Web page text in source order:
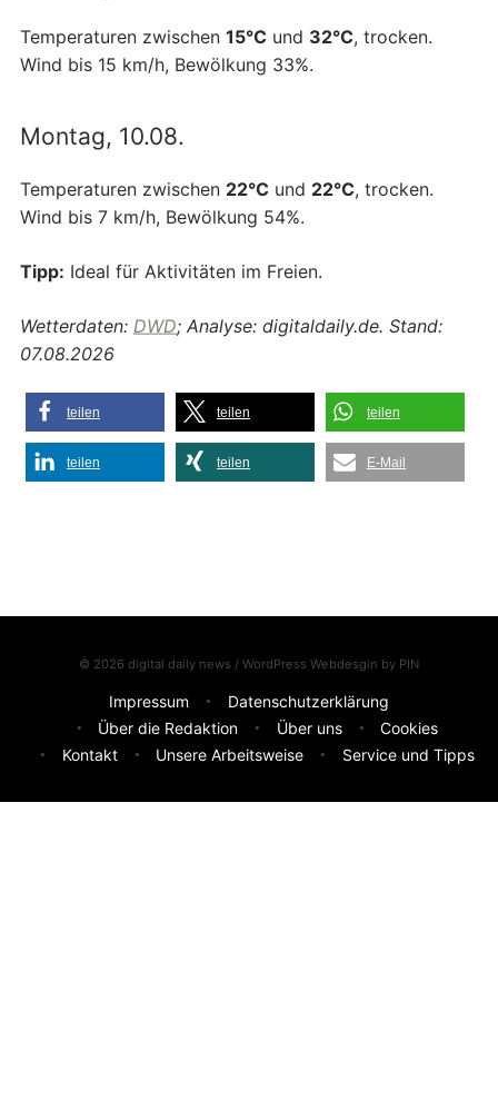
Temperaturen zwischen 15°C und 32°C, trocken.
Wind bis 15 km/h, Bewölkung 33%.
Montag, 10.08.
Temperaturen zwischen 22°C und 22°C, trocken.
Wind bis 7 km/h, Bewölkung 54%.
Tipp: Ideal für Aktivitäten im Freien.
Wetterdaten: DWD; Analyse: digitaldaily.de. Stand:
07.08.2026
teilen teilen teilen
teilen teilen E-Mail
© 2026 digital daily news / WordPress Webdesgin by PIN
Impressum
Datenschutzerklärung
Über die Redaktion
Über uns
Cookies
Kontakt
Unsere Arbeitsweise Service und Tipps